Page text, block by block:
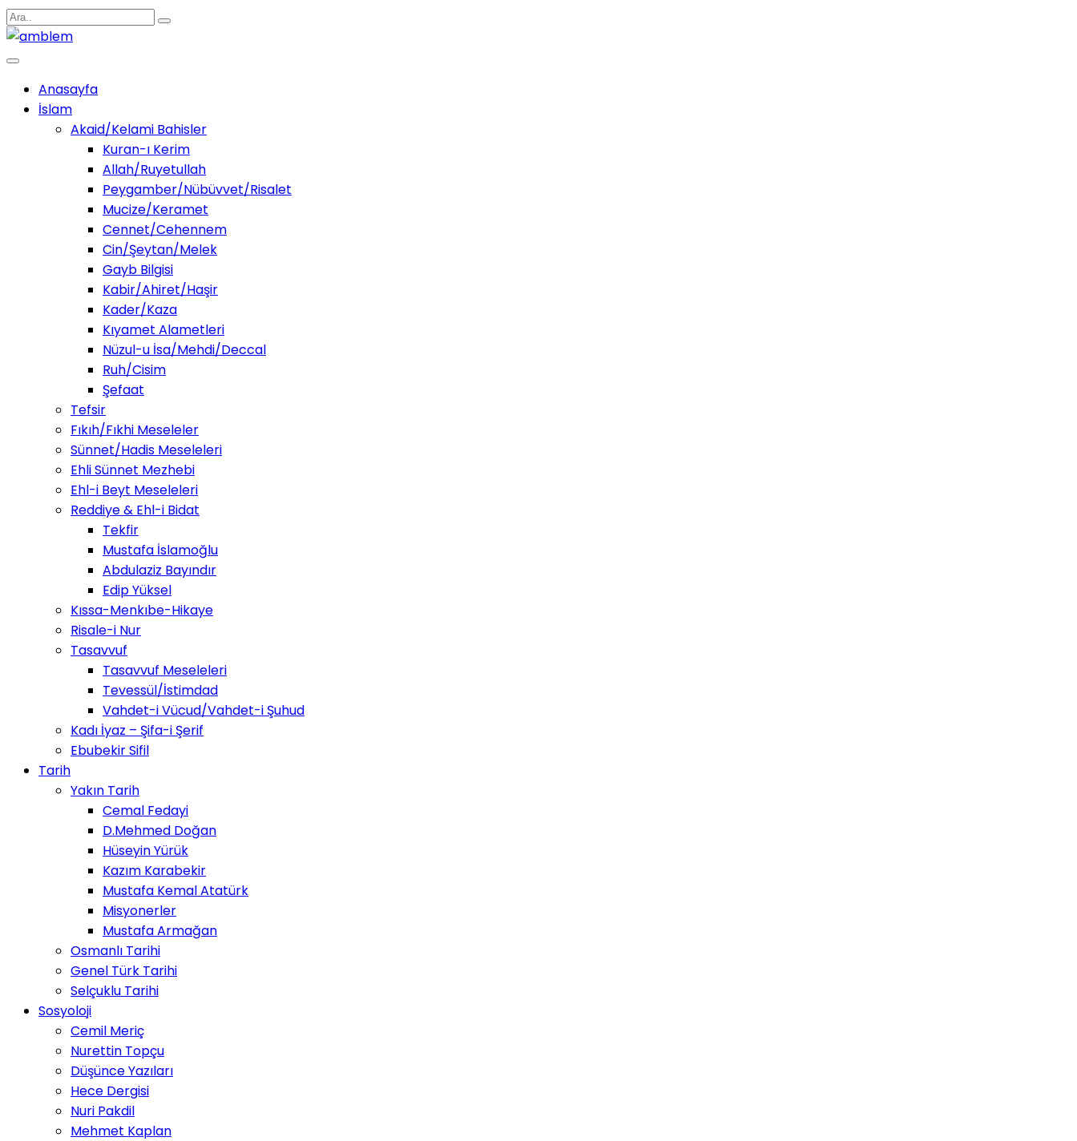
Anasayfa
İslam
Akaid/Kelami Bahisler
Kuran-ı Kerim
Allah/Ruyetullah
Peygamber/Nübüvvet/Risalet
Mucize/Keramet
Cennet/Cehennem
Cin/Şeytan/Melek
Gayb Bilgisi
Kabir/Ahiret/Haşir
Kader/Kaza
Kıyamet Alametleri
Nüzul-u İsa/Mehdi/Deccal
Ruh/Cisim
Şefaat
Tefsir
Fıkıh/Fıkhi Meseleler
Sünnet/Hadis Meseleleri
Ehli Sünnet Mezhebi
Ehl-i Beyt Meseleleri
Reddiye & Ehl-i Bidat
Tekfir
Mustafa İslamoğlu
Abdulaziz Bayındır
Edip Yüksel
Kıssa-Menkıbe-Hikaye
Risale-i Nur
Tasavvuf
Tasavvuf Meseleleri
Tevessül/İstimdad
Vahdet-i Vücud/Vahdet-i Şuhud
Kadı İyaz – Şifa-i Şerif
Ebubekir Sifil
Tarih
Yakın Tarih
Cemal Fedayi
D.Mehmed Doğan
Hüseyin Yürük
Kazım Karabekir
Mustafa Kemal Atatürk
Misyonerler
Mustafa Armağan
Osmanlı Tarihi
Genel Türk Tarihi
Selçuklu Tarihi
Sosyoloji
Cemil Meriç
Nurettin Topçu
Düşünce Yazıları
Hece Dergisi
Nuri Pakdil
Mehmet Kaplan